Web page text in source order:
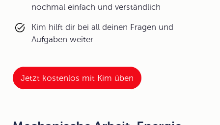
nochmal einfach und verständlich
Kim hilft dir bei all deinen Fragen und
Aufgaben weiter
Jetzt kostenlos mit Kim üben